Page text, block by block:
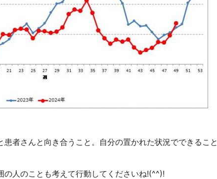
者さんと向き合うこと。自分の置かれた状況でできること
人のことも考えて行動してくださいね!(^^)!